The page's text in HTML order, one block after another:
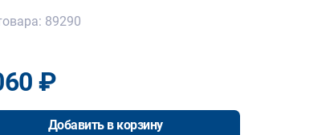
89290
₽
Добавить в корзину